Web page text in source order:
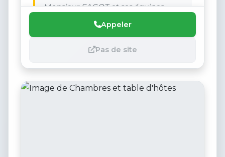
Monsieur FAGOT et ses équipes.
Appeler
Pas de site